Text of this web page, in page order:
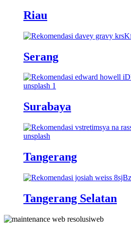
Riau
Serang
Surabaya
Tangerang
Tangerang Selatan